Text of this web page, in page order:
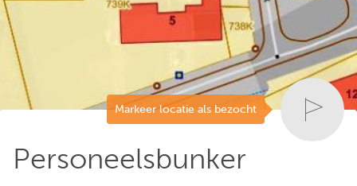
Markeer locatie als bezocht
Personeelsbunker